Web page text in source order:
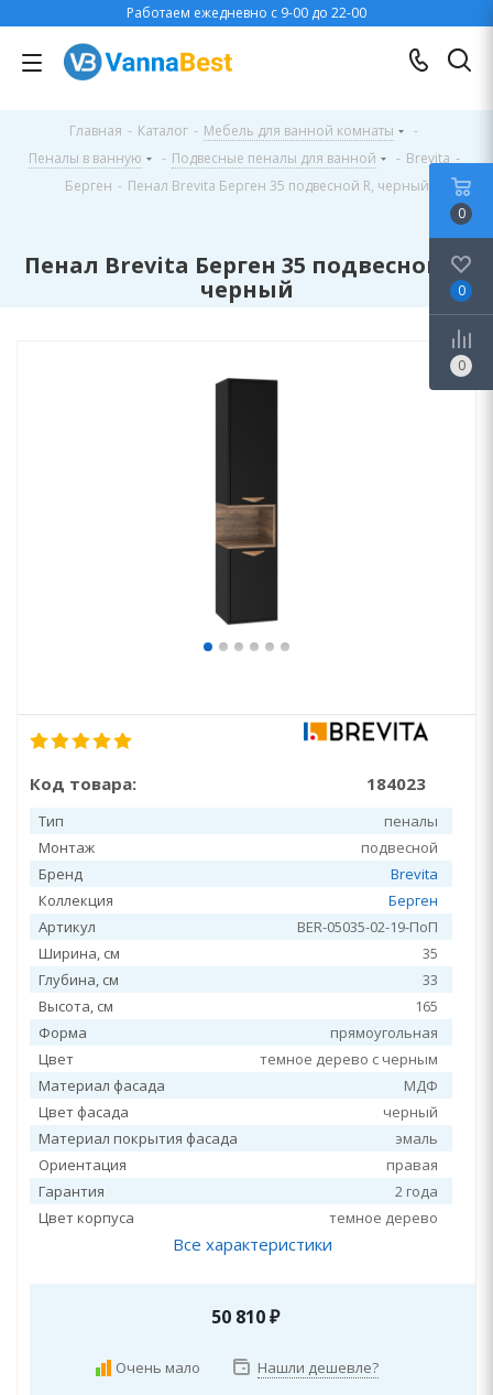
Работаем ежедневно с 9-00 до 22-00
Главная - Каталог - Мебель для ванной комнаты
-
Пеналы в ванную
- Подвесные пеналы для ванной - Brevita -
Берген - Пенал Brevita Берген 35 подвесной R, черный
Пенал Brevita Берген 35 подвесной R,
черный
Код товара: 184023
Тип
пеналы
Монтаж
подвесной
Бренд
Brevita
Коллекция
Берген
Артикул
BER-05035-02-19-ПоП
Ширина, см
35
Глубина, см
33
Высота, см
165
Форма
прямоугольная
Цвет
темное дерево с черным
Материал фасада
МДФ
Цвет фасада
черный
Материал покрытия фасада
эмаль
Ориентация
правая
Гарантия
2 года
Цвет корпуса
темное дерево
Все характеристики
50 810₽
Очень мало Нашли дешевле?
0
0
0